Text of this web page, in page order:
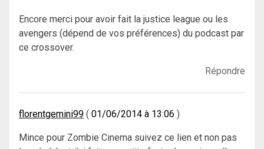
Encore merci pour avoir fait la justice league ou les
avengers (dépend de vos préférences) du podcast par
ce crossover.
Répondre
florentgemini99 01/06/2014 à 13:06
Mince pour Zombie Cinema suivez ce lien et non pas